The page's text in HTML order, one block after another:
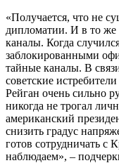
«Получается, что не
дипломатии. И в то
каналы. Когда
заблокированными
тайные каналы. В
советские
Рейган очень сильно
никогда не трогал
американский
снизить градус
готов сотрудничать с
наблюдаем», –